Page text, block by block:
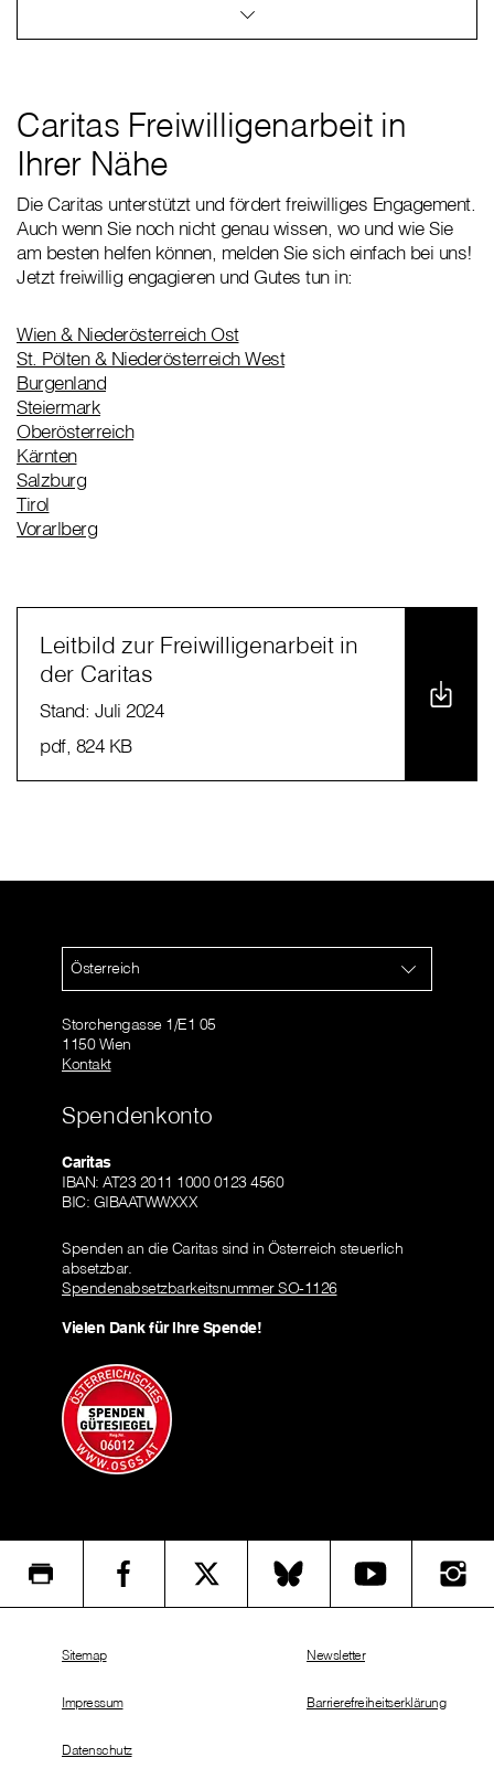
Caritas Freiwilligenarbeit in
Ihrer Nähe
Die Caritas unterstützt und fördert freiwilliges Engagement.
Auch wenn Sie noch nicht genau wissen, wo und wie Sie
am besten helfen können, melden Sie sich einfach bei uns!
Jetzt freiwillig engagieren und Gutes tun in:
Wien & Niederösterreich Ost
St. Pölten & Niederösterreich West
Burgenland
Steiermark
Oberösterreich
Kärnten
Salzburg
Tirol
Vorarlberg
Leitbild zur Freiwilligenarbeit in
der Caritas
Stand: Juli 2024
pdf, 824 KB
Österreich
Storchengasse 1/E1 05
1150 Wien
Kontakt
Spendenkonto
Caritas
IBAN: AT23 2011 1000 0123 4560
BIC: GIBAATWWXXX
Spenden an die Caritas sind in Österreich steuerlich
absetzbar.
Spendenabsetzbarkeitsnummer SO-1126
Vielen Dank für Ihre Spende!
Sitemap
Impressum
Datenschutz
Newsletter
Barrierefreiheitserklärung